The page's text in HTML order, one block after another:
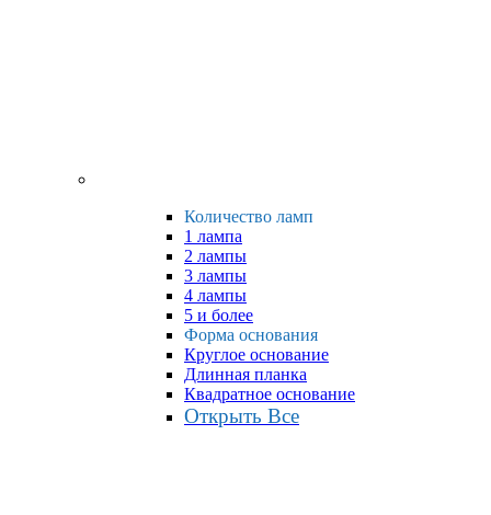
Количество ламп
1 лампа
2 лампы
3 лампы
4 лампы
5 и более
Форма основания
Круглое основание
Длинная планка
Квадратное основание
Открыть Все